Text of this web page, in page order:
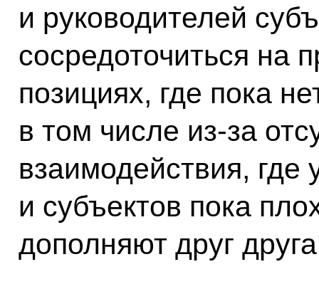
и руководителей
сосредоточиться на
позициях, где пока
в том числе из‑за
взаимодействия,
и субъектов пока
дополняют друг